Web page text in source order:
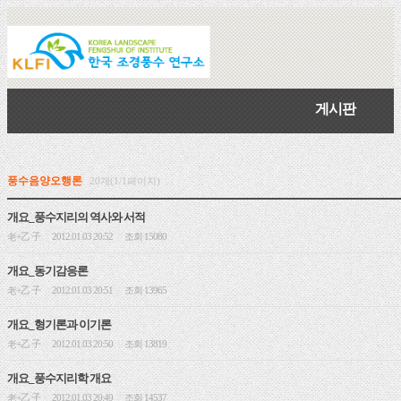
게시판
풍수음양오행론 20개(1/1페이지)
개요_풍수지리의 역사와 서적
老+乙 子 2012.01.03 20:52 조회 15080
개요_동기감응론
老+乙 子 2012.01.03 20:51 조회 13965
개요_형기론과 이기론
老+乙 子 2012.01.03 20:50 | 조회 13819
개요_풍수지리학 개요
老+乙 子 2012.01.03 20:49 조회 14537